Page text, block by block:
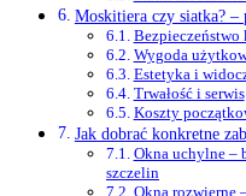
Moskitiera czy siatka?
Bezpieczeństwo
Wygoda
Estetyka i
Trwałość i serwis
Koszty
Jak dobrać konkretne
Okna uchylne –
szczelin
Okna rozwierne